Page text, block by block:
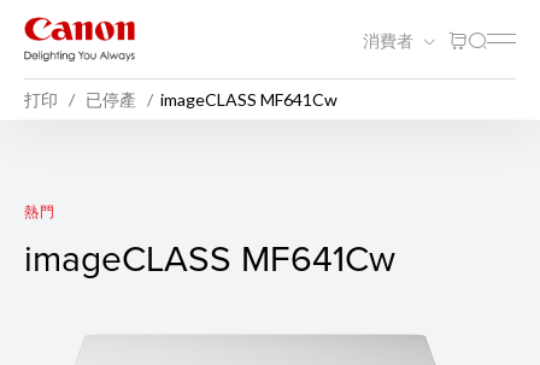
消費者
打印 已停產 imageCLASS MF641Cw
imageCLASS MF641Cw
熱門
imageCLASS MF641Cw